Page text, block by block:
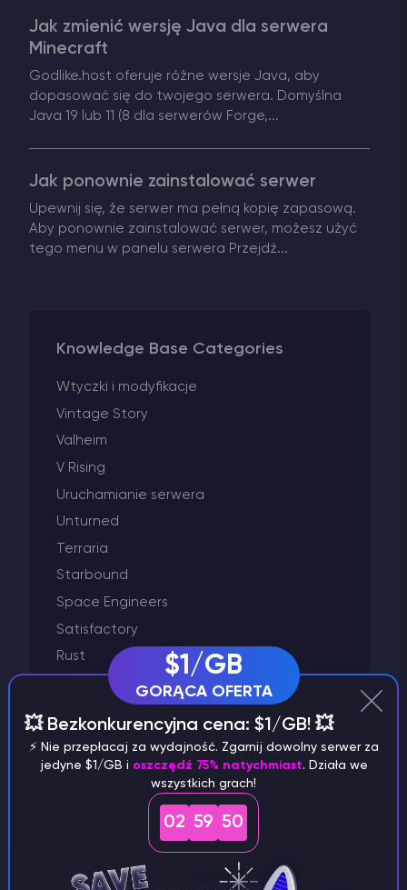
Vintage Story Serwer Hosting
ARK Serwer Hosting
Gry
Jak zmienić wersję Java dla serwera
Minecraft
Godlike.host oferuje różne wersje Java, aby
dopasować się do twojego serwera. Domyślna
Java 19 lub 11 (8 dla serwerów Forge,...
Jak ponownie zainstalować serwer
Upewnij się, że serwer ma pełną kopię zapasową.
Aby ponownie zainstalować serwer, możesz użyć
tego menu w panelu serwera Przejdź...
Knowledge Base Categories
Wtyczki i modyfikacje
Vintage Story
Valheim
V Rising
Uruchamianie serwera
Unturned
Terraria
Starbound
Space Engineers
Satisfactory
Rust
Project Zomboid
Left 4 Dead 2
GTA 5
$1/GB
GORĄCA OFERTA
💥 Bezkonkurencyjna cena: $1/GB! 💥
⚡️ Nie przepłacaj za wydajność. Zgarnij dowolny serwer za
jedyne $1/GB i oszczędź 75% natychmiast. Działa we
wszystkich grach!
02 59 49